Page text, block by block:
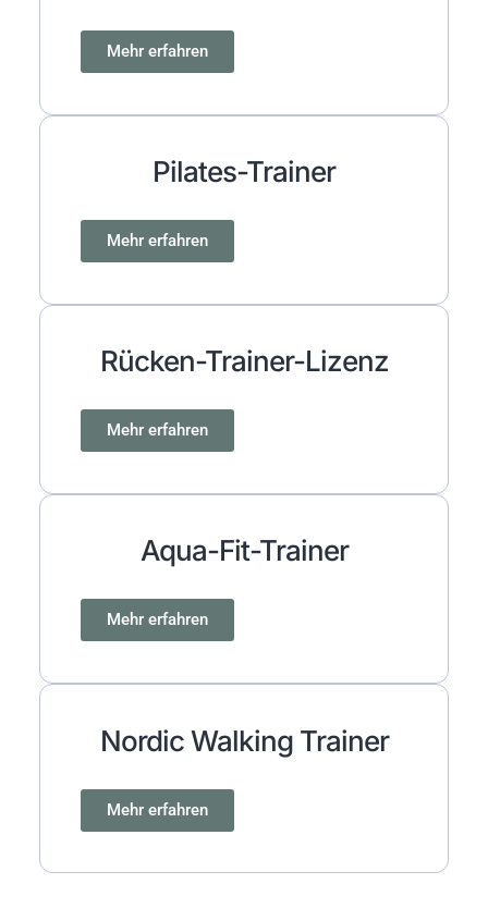
Mehr erfahren
Pilates-Trainer
Mehr erfahren
Rücken-Trainer-Lizenz
Mehr erfahren
Aqua-Fit-Trainer
Mehr erfahren
Nordic Walking Trainer
Mehr erfahren